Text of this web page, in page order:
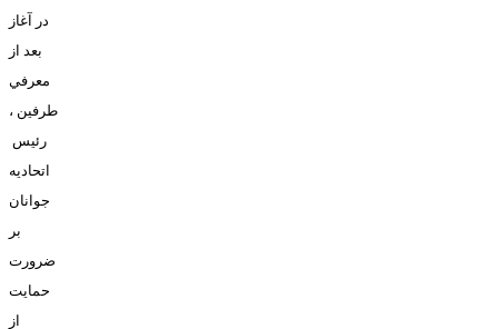
در آغاز
بعد از
معرفي
طرفين ،
رئيس
اتحاديه
جوانان
بر
ضرورت
حمايت
از